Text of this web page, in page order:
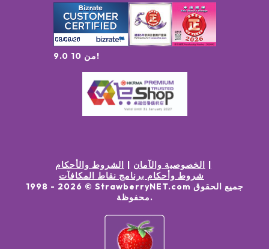
9.0 من 10!
الخصوصية والآمان
الشروط والأحكام
شروط وأحكام برنامج نقاط المكافآت
1998 - 2026 © StrawberryNET.com جميع الحقوق
محفوظة.